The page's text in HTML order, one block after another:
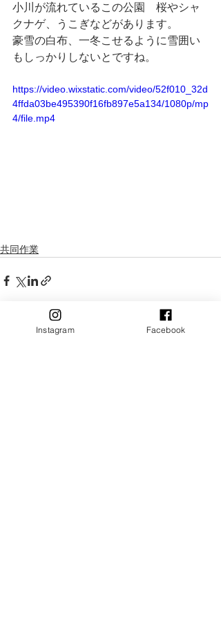
小川が流れているこの公園　桜やシャ
クナゲ、うこぎなどがあります。
豪雪の白布、一冬こせるように雪囲い
もしっかりしないとですね。
https://video.wixstatic.com/video/52f010_32d
4ffda03be495390f16fb897e5a134/1080p/mp
4/file.mp4
共同作業
Instagram Facebook